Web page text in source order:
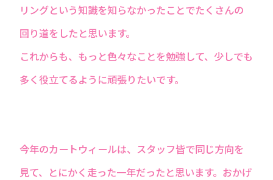
リングという知識を知らなかったことでたくさんの
回り道をしたと思います。
これからも、もっと色々なことを勉強して、少しでも
多く役立てるように頑張りたいです。
今年のカートウィールは、スタッフ皆で同じ方向を
見て、とにかく走った一年だったと思います。おかげ